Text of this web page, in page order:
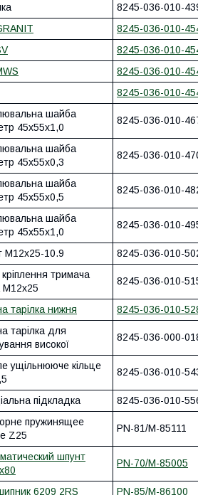
8245-036-010-
8245-036-010-
8245-036-010-
8245-036-010-
8245-036-010-
шайба
45x55x1,0
8245-036-010-
шайба
45x55x0,3
8245-036-010-
шайба
45x55x0,5
8245-036-010-
шайба
45x55x1,0
8245-036-010-
M12x25-10.9 8245-036-010-
тримача
М12х25
8245-036-010-
тарілка нижня 8245-036-010-
тарілка для
високої
8245-036-000-
ущільнююче кільце
8245-036-010-
підкладка 8245-036-010-
пружинящее
Z25
PN-81/M-85111
шпунт
PN-70/M-85005
6209 2RS PN-85/M-86100